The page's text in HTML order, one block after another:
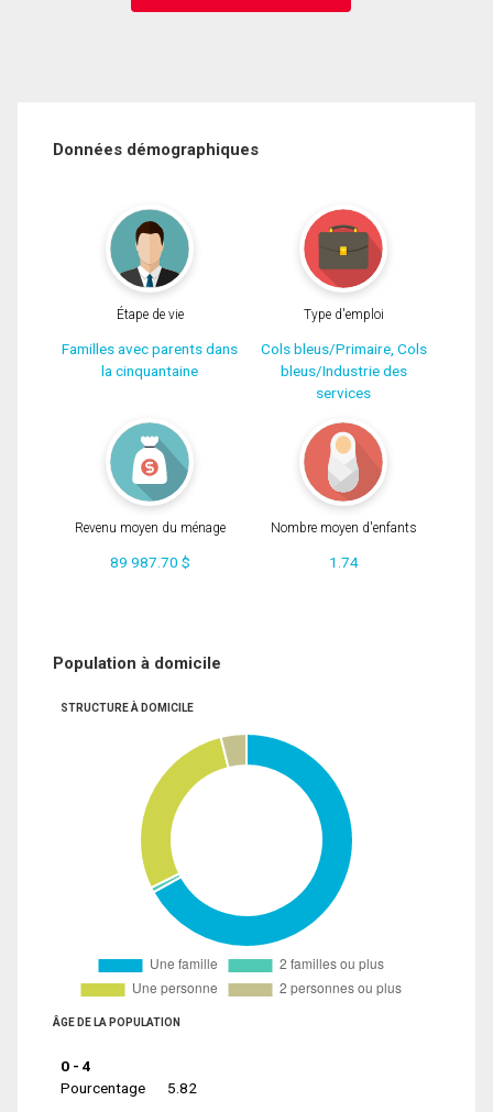
Données démographiques
Étape de vie
Familles avec parents dans
la cinquantaine
Type d'emploi
Cols bleus/Primaire, Cols
bleus/Industrie des
services
Revenu moyen du ménage
89 987.70 $
Nombre moyen d'enfants
1.74
Population à domicile
STRUCTURE À DOMICILE
ÂGE DE LA POPULATION
0 - 4
Pourcentage
5.82